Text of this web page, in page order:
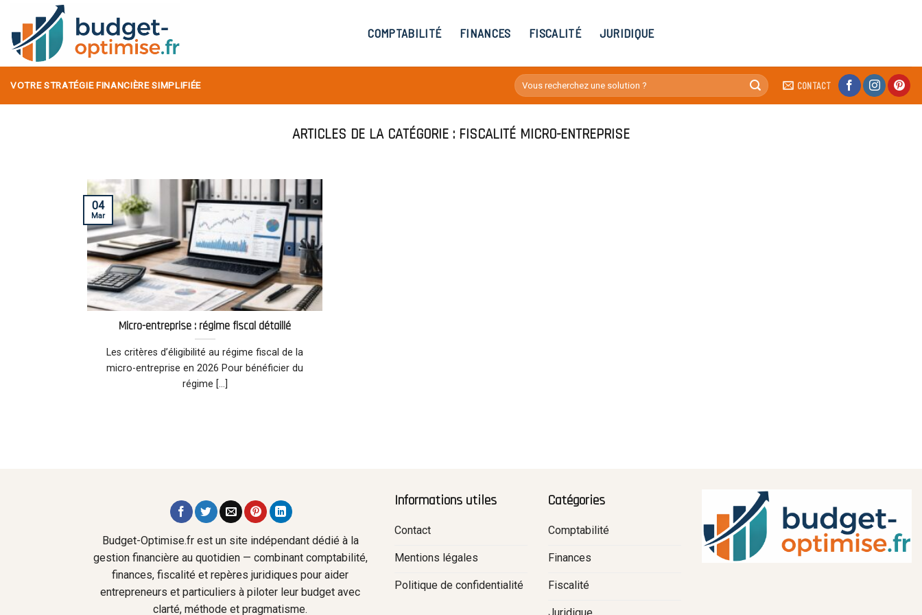
content
COMPTABILITÉ FINANCES FISCALITÉ JURIDIQUE
VOTRE STRATÉGIE FINANCIÈRE SIMPLIFIÉE CONTACT
FISCALITÉ MICRO-ENTREPRISE
Micro-entreprise : régime fiscal détaillé
Les critères d’éligibilité au régime fiscal de la
micro-entreprise en 2026 Pour bénéficier du
régime [...]
04
Mar
Budget-Optimise.fr est un site indépendant dédié à la
gestion financière au quotidien — combinant comptabilité,
finances, fiscalité et repères juridiques pour aider
entrepreneurs et particuliers à piloter leur budget avec
clarté, méthode et pragmatisme.
Informations utiles
Contact
Mentions légales
Politique de confidentialité
Catégories
Comptabilité
Finances
Fiscalité